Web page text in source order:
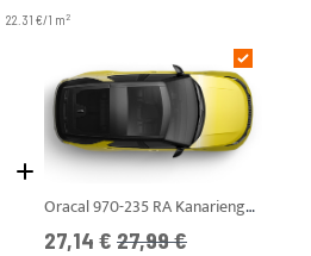
22.31 €/1 m2
Oracal 970-235 RA Kanariengelb Gloss
Angebotspreis
27,14 € UVP
27,99 €